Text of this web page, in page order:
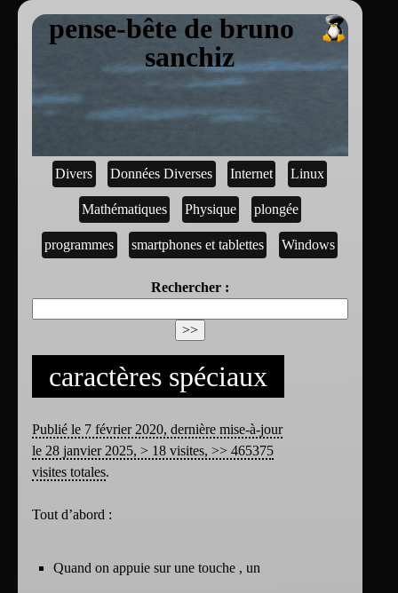
pense-bête de bruno
sanchiz
Divers Données Diverses Internet Linux
Mathématiques Physique plongée
programmes smartphones et tablettes Windows
Rechercher :
caractères spéciaux
Publié le 7 février 2020, dernière mise-à-jour
le 28 janvier 2025, > 18 visites, >> 465375
visites totales.
Tout d’abord :
Quand on appuie sur une touche , un